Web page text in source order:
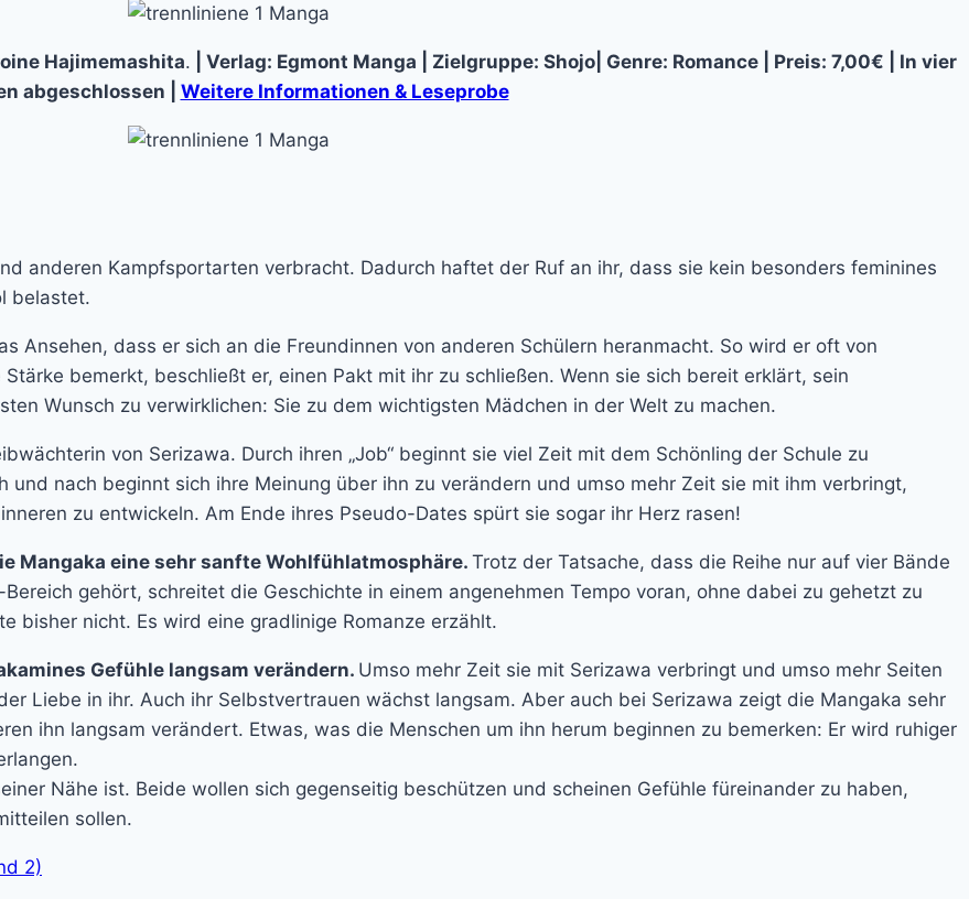
Hajimemashita. | Verlag: Egmont Manga | Zielgruppe: Shojo| Genre: Romance | Preis: 7,00€ | In vier
abgeschlossen | Weitere Informationen & Leseprobe
anderen Kampfsportarten verbracht. Dadurch haftet der Ruf an ihr, dass sie kein besonders feminines
belastet.
Ansehen, dass er sich an die Freundinnen von anderen Schülern heranmacht. So wird er oft von
bemerkt, beschließt er, einen Pakt mit ihr zu schließen. Wenn sie sich bereit erklärt, sein
Wunsch zu verwirklichen: Sie zu dem wichtigsten Mädchen in der Welt zu machen.
von Serizawa. Durch ihren „Job“ beginnt sie viel Zeit mit dem Schönling der Schule zu
nach beginnt sich ihre Meinung über ihn zu verändern und umso mehr Zeit sie mit ihm verbringt,
zu entwickeln. Am Ende ihres Pseudo-Dates spürt sie sogar ihr Herz rasen!
Mangaka eine sehr sanfte Wohlfühlatmosphäre. Trotz der Tatsache, dass die Reihe nur auf vier Bände
gehört, schreitet die Geschichte in einem angenehmen Tempo voran, ohne dabei zu gehetzt zu
bisher nicht. Es wird eine gradlinige Romanze erzählt.
Gefühle langsam verändern. Umso mehr Zeit sie mit Serizawa verbringt und umso mehr Seiten
Liebe in ihr. Auch ihr Selbstvertrauen wächst langsam. Aber auch bei Serizawa zeigt die Mangaka sehr
ihn langsam verändert. Etwas, was die Menschen um ihn herum beginnen zu bemerken: Er wird ruhiger
Nähe ist. Beide wollen sich gegenseitig beschützen und scheinen Gefühle füreinander zu haben,
sollen.